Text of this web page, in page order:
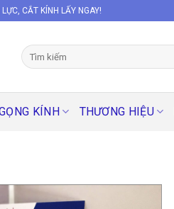
CẮT KÍNH LẤY NGAY!
Tìm
kiếm:
KÍNH THƯƠNG HIỆU